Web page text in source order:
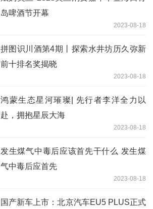
岛啤酒节开幕
2023-08-18
拼图识川酒第4期丨探索水井坊历久弥新
前十排名奖揭晓
2023-08-18
鸿蒙生态星河璀璨| 先行者李洋全力以
赴，拥抱星辰大海
2023-08-18
发生煤气中毒后应该首先干什么 发生煤
气中毒后应首先
2023-08-18
国产新车上市：北京汽车EU5 PLUS正式